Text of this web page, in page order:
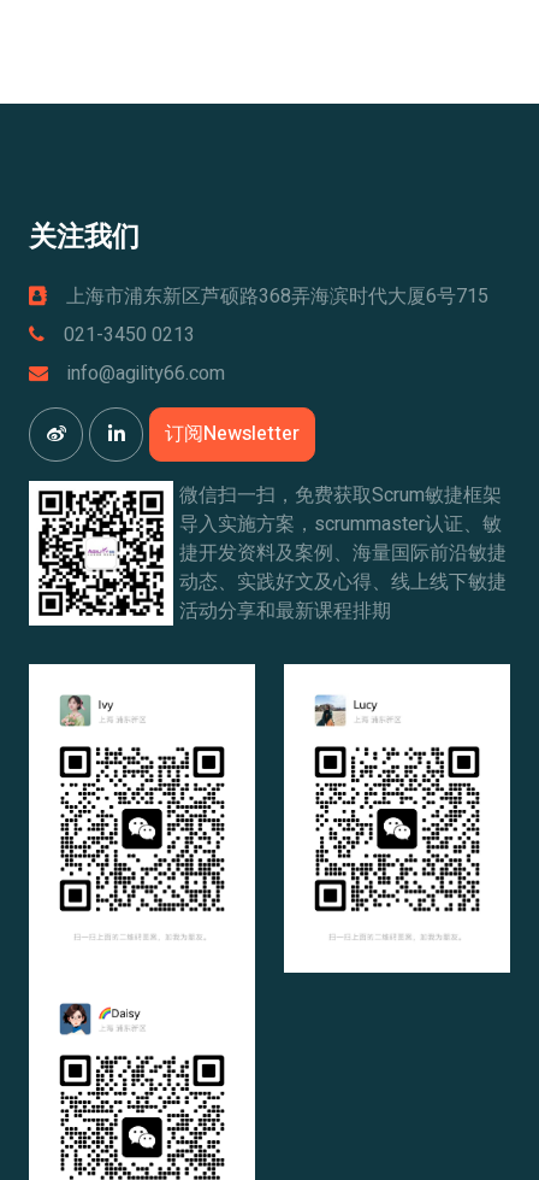
关注我们
上海市浦东新区芦硕路368弄海滨时代大厦6号715
021-3450 0213
info@agility66.com
订阅Newsletter
微信扫一扫，免费获取Scrum敏捷框架
导入实施方案，scrummaster认证、敏
捷开发资料及案例、海量国际前沿敏捷
动态、实践好文及心得、线上线下敏捷
活动分享和最新课程排期